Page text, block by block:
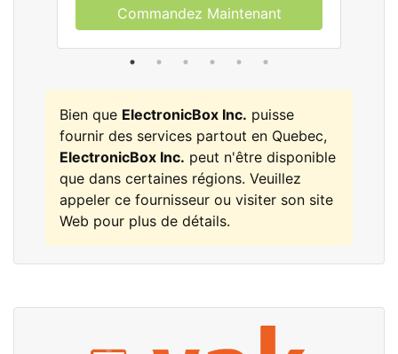
Commandez Maintenant
Bien que ElectronicBox Inc. puisse
fournir des services partout en Quebec,
ElectronicBox Inc. peut n'être disponible
que dans certaines régions. Veuillez
appeler ce fournisseur ou visiter son site
Web pour plus de détails.